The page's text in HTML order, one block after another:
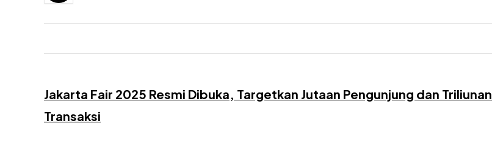
Jakarta Fair 2025 Resmi Dibuka, Targetkan Jutaan Pengunjung dan Triliunan
Transaksi